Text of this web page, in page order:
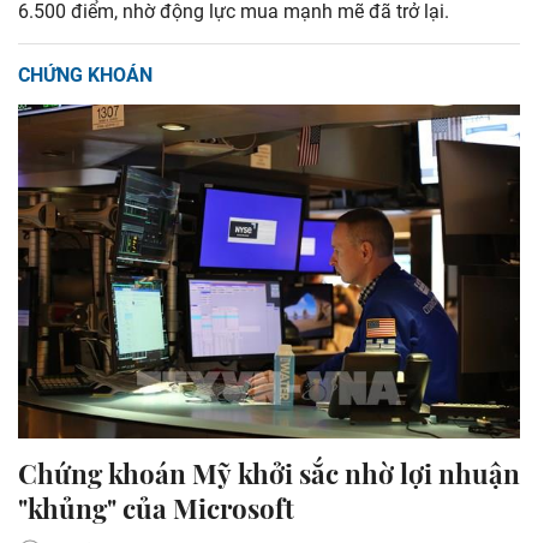
6.500 điểm, nhờ động lực mua mạnh mẽ đã trở lại.
CHỨNG KHOÁN
Chứng khoán Mỹ khởi sắc nhờ lợi nhuận
"khủng" của Microsoft